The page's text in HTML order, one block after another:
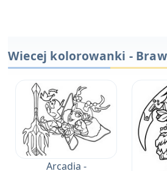
Wiecej kolorowanki -
Arcadia -